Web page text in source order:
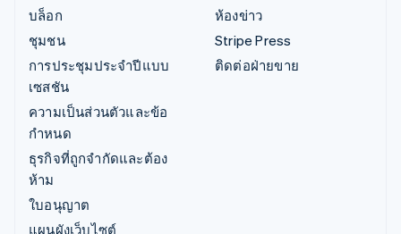
บล็อก
ชุมชน
การประชุมประจำปีแบบ
เซสชัน
ความเป็นส่วนตัวและข้อ
กำหนด
ธุรกิจที่ถูกจำกัดและต้อง
ห้าม
ใบอนุญาต
แผนผังเว็บไซต์
ห้องข่าว
Stripe Press
ติดต่อฝ่ายขาย